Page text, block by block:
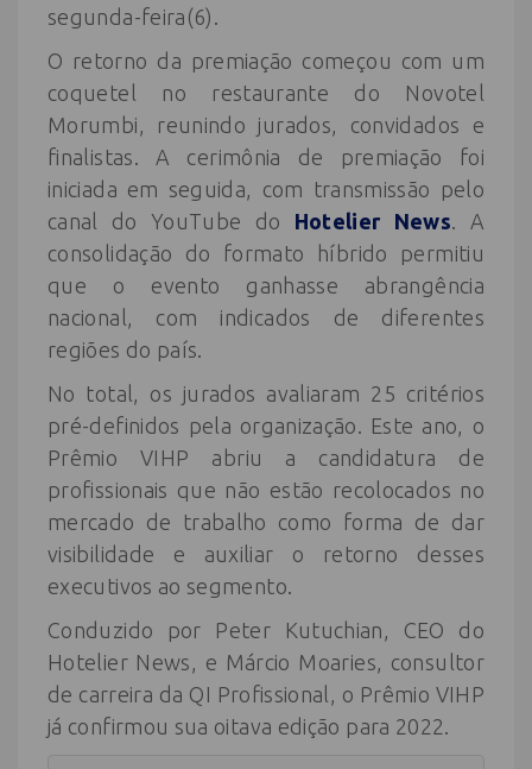
segunda-feira(6).
O retorno da premiação começou com um
coquetel no restaurante do Novotel
Morumbi, reunindo jurados, convidados e
finalistas. A cerimônia de premiação foi
iniciada em seguida, com transmissão pelo
canal do YouTube do Hotelier News . A
consolidação do formato híbrido permitiu
que o evento ganhasse abrangência
nacional, com indicados de diferentes
regiões do país.
No total, os jurados avaliaram 25 critérios
pré-definidos pela organização. Este ano, o
Prêmio VIHP abriu a candidatura de
profissionais que não estão recolocados no
mercado de trabalho como forma de dar
visibilidade e auxiliar o retorno desses
executivos ao segmento.
Conduzido por Peter Kutuchian, CEO do
Hotelier News, e Márcio Moaries, consultor
de carreira da QI Profissional, o Prêmio VIHP
já confirmou sua oitava edição para 2022.